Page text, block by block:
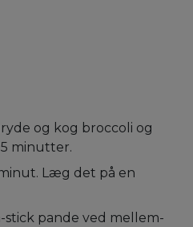
og kog broccoli og
minutter.
Læg det på en
stick pande ved mellem-